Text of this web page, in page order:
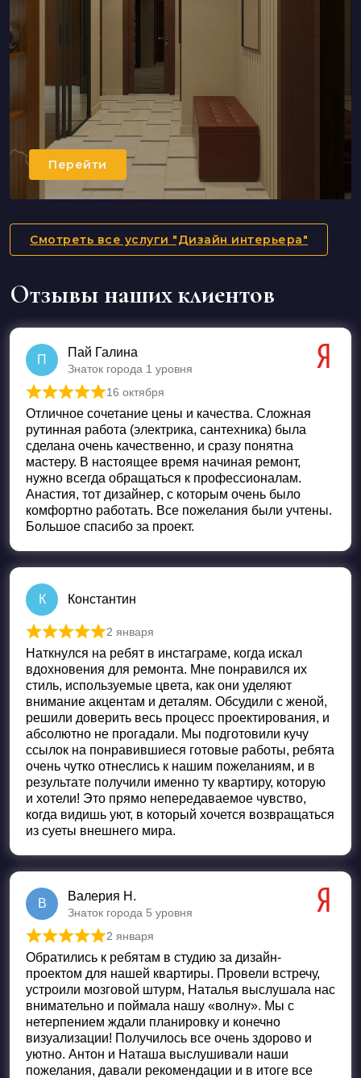
Перейти
Смотреть все услуги "Дизайн интерьера"
Отзывы наших клиентов
П
Пай Галина
Знаток города 1 уровня
Оценка5 из 5
16 октября
Отличное сочетание цены и качества. Сложная
рутинная работа (электрика, сантехника) была
сделана очень качественно, и сразу понятна
мастеру. В настоящее время начиная ремонт,
нужно всегда обращаться к профессионалам.
Анастия, тот дизайнер, с которым очень было
комфортно работать. Все пожелания были учтены.
Большое спасибо за проект.
К Константин
Оценка 5из 5
2 января
Наткнулся на ребят в инстаграме, когда искал
вдохновения для ремонта. Мне понравился их
стиль, используемые цвета, как они уделяют
внимание акцентам и деталям. Обсудили с женой,
решили доверить весь процесс проектирования, и
абсолютно не прогадали. Мы подготовили кучу
ссылок на понравившиеся готовые работы, ребята
очень чутко отнеслись к нашим пожеланиям, и в
результате получили именно ту квартиру, которую
и хотели! Это прямо непередаваемое чувство,
когда видишь уют, в который хочется возвращаться
из суеты внешнего мира.
В
Валерия Н.
Знаток города 5 уровня
Оценка 5из 5
2 января
Обратились к ребятам в студию за дизайн-
проектом для нашей квартиры. Провели встречу,
устроили мозговой штурм, Наталья выслушала нас
внимательно и поймала нашу «волну». Мы с
нетерпением ждали планировку и конечно
визуализации! Получилось все очень здорово и
уютно. Антон и Наташа выслушивали наши
пожелания, давали рекомендации и в итоге все